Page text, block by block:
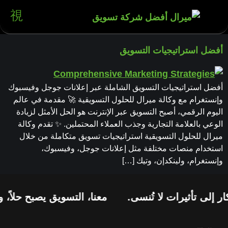
أفضل استراتيجيات التسويق
أفضل استراتيجيات التسويق الشاملة عبر إعلانات جوجل وفيسبوك
وإنستغرام مع وكالة ميرال للحلول التسويقية 🚀 مقدمة في عالم
اليوم الرقمي، أصبح التسويق عبر الإنترنت هو الحل الأمثل لزيادة
الوعي بالعلامة التجارية وجذب العملاء المحتملين. ✨ تقدم وكالة
ميرال للحلول التسويقية استراتيجيات تسويق متكاملة من خلال
استخدام منصات مختلفة مثل إعلانات جوجل، وفيسبوك،
وإنستغرام، ولينكدإن، وتيك […]
معنا، التسويق يصبح إلى تأثيرات لا تُنسى.